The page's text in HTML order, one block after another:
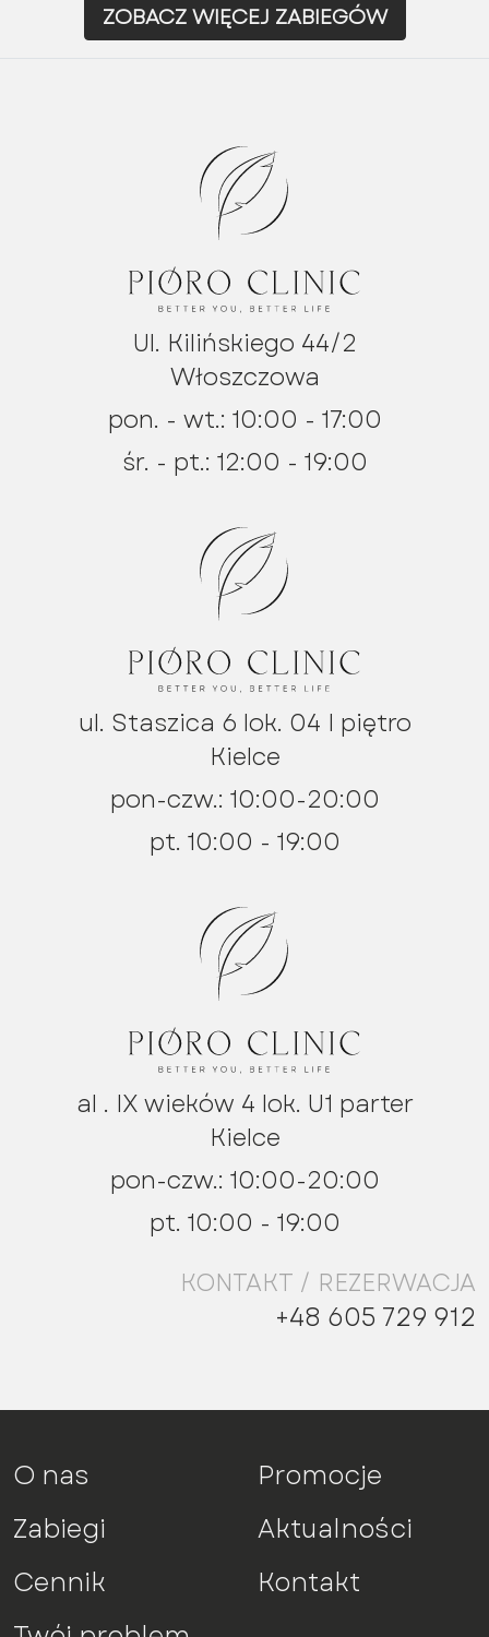
ZOBACZ WIĘCEJ ZABIEGÓW
Ul. Kilińskiego 44/2
Włoszczowa
pon. - wt.: 10:00 - 17:00
śr. - pt.: 12:00 - 19:00
ul. Staszica 6 lok. 04 I piętro
Kielce
pon-czw.: 10:00-20:00
pt. 10:00 - 19:00
al . IX wieków 4 lok. U1 parter
Kielce
pon-czw.: 10:00-20:00
pt. 10:00 - 19:00
KONTAKT / REZERWACJA
+48 605 729 912
O nas
Zabiegi
Cennik
Promocje
Aktualności
Kontakt